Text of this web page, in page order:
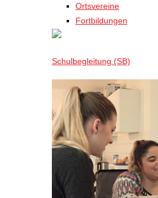
Ortsvereine
Fortbildungen
Schulbegleitung (SB)